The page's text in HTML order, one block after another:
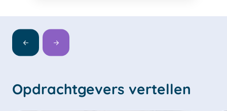
Opdrachtgevers vertellen